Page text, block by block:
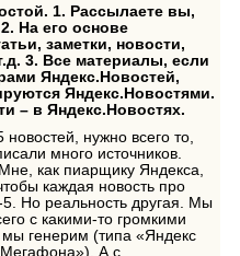
1. Рассылаете вы,
На его основе
заметки, новости,
3. Все материалы, если
Яндекс.Новостей,
Яндекс.Новостями.
– в Яндекс.Новостях.
нужно всего то,
много источников.
как пиарщику Яндекса,
каждая новость про
Но реальность другая. Мы
с какими-то громкими
генерим (типа «Яндекс
Мегафона»). А с